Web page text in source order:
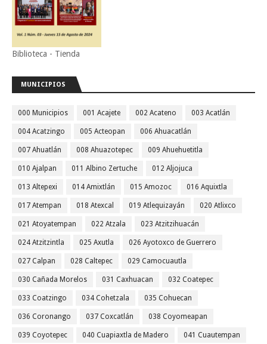
Biblioteca - Tienda
MUNICIPIOS
000 Municipios 001 Acajete 002 Acateno 003 Acatlán
004 Acatzingo 005 Acteopan 006 Ahuacatlán
007 Ahuatlán 008 Ahuazotepec 009 Ahuehuetitla
010 Ajalpan 011 Albino Zertuche 012 Aljojuca
013 Altepexi 014 Amixtlán 015 Amozoc 016 Aquixtla
017 Atempan 018 Atexcal 019 Atlequizayán 020 Atlixco
021 Atoyatempan 022 Atzala 023 Atzitzihuacán
024 Atzitzintla 025 Axutla 026 Ayotoxco de Guerrero
027 Calpan 028 Caltepec 029 Camocuautla
030 Cañada Morelos 031 Caxhuacan 032 Coatepec
033 Coatzingo 034 Cohetzala 035 Cohuecan
036 Coronango 037 Coxcatlán 038 Coyomeapan
039 Coyotepec 040 Cuapiaxtla de Madero 041 Cuautempan